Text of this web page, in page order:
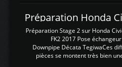
d'envoyer
dans le boitier.
La sortie 0-5V
l'entrée AN Volt
Analogique, et
tension (Pas
Préparation Stage 2 sur Honda
FK2 2017 Pose
Downpipe Décata TegiwaCes
pièces se montent très bien